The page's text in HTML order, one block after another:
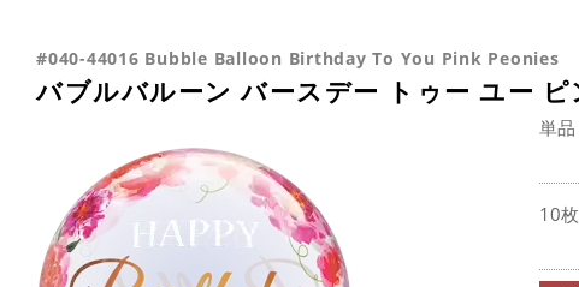
#040-44016 Bubble Balloon Birthday To You Pink Peonies
バブルバルーン バースデー トゥー ユー
単品
10